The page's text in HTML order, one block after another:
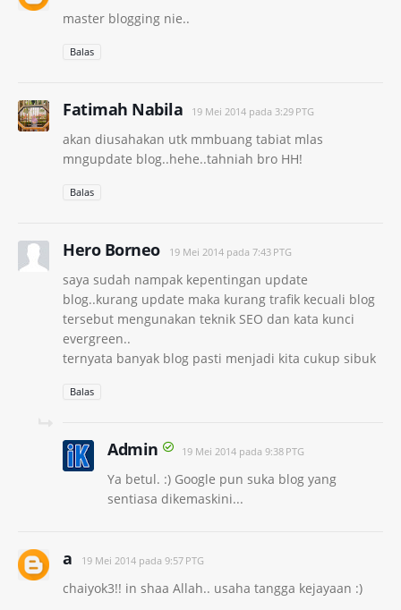
master blogging nie..
Balas
Fatimah Nabila 19 Mei 2014 pada 3:29 PTG
akan diusahakan utk mmbuang tabiat mlas
mngupdate blog..hehe..tahniah bro HH!
Balas
Hero Borneo 19 Mei 2014 pada 7:43 PTG
saya sudah nampak kepentingan update
blog..kurang update maka kurang trafik kecuali blog
tersebut mengunakan teknik SEO dan kata kunci
evergreen..
ternyata banyak blog pasti menjadi kita cukup sibuk
Balas
Admin 19 Mei 2014 pada 9:38 PTG
Ya betul. :) Google pun suka blog yang
sentiasa dikemaskini...
a 19 Mei 2014 pada 9:57 PTG
chaiyok3!! in shaa Allah.. usaha tangga kejayaan :)